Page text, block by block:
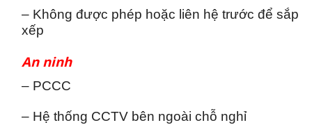
– Không được phép hoặc liên hệ trước để sắp
xếp
An ninh
– PCCC
– Hệ thống CCTV bên ngoài chỗ nghỉ